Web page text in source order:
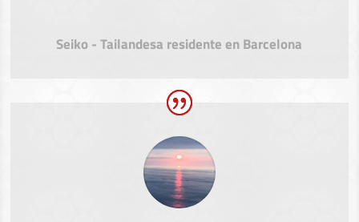
Seiko - Tailandesa residente en Barcelona